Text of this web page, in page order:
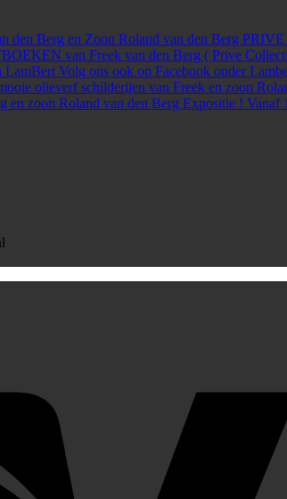
den Berg en Zoon Roland van den Berg
van Freek van den Berg ( Prive
Volg ons ook op Facebook onder
olieverf schilderijen van Freek en zoon
en zoon Roland van den Berg Expositie ! Vanaf